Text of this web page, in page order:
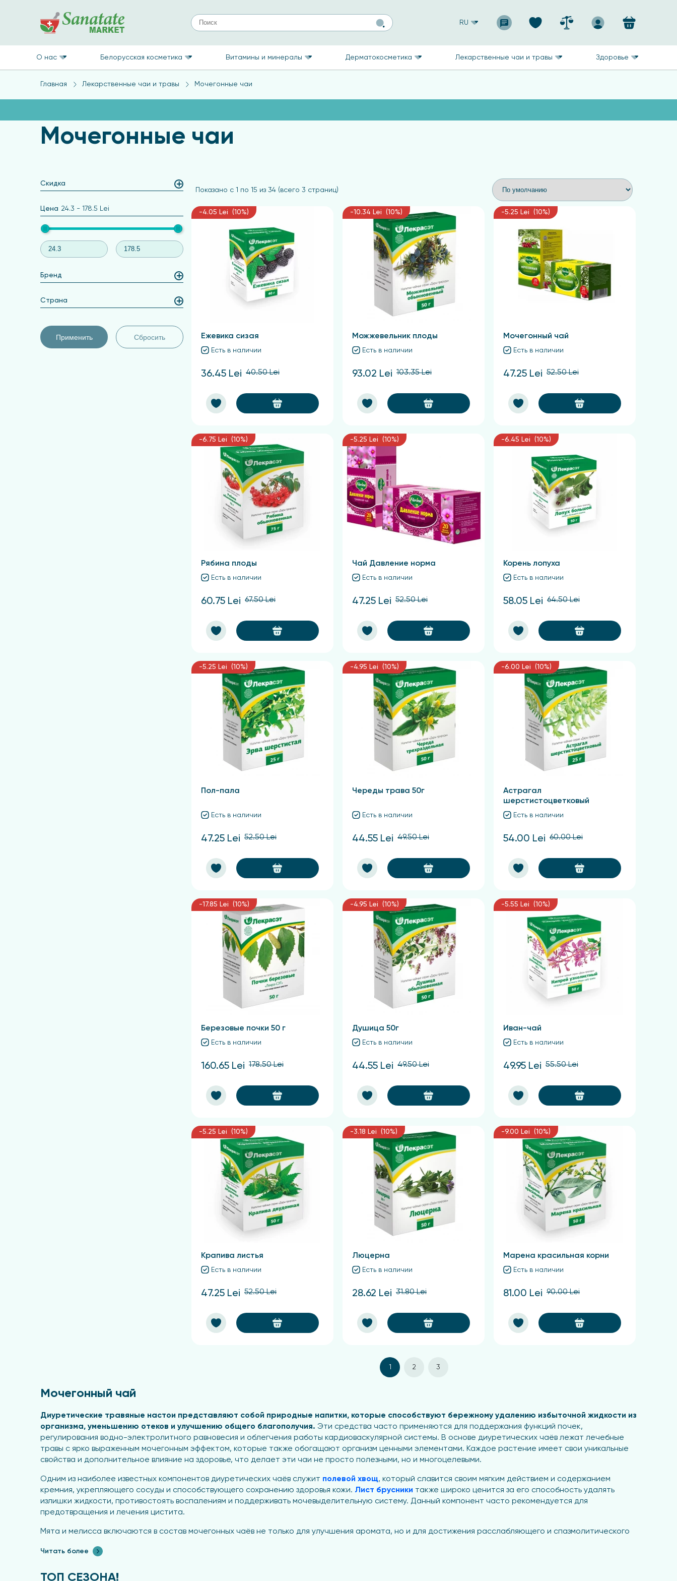
RU
О нас Белорусская косметика Витамины и минералы Дерматокосметика Лекарственные чаи и травы Здоровье
Главная Лекарственные чаи и травы Мочегонные чаи
Мочегонные чаи
Скидка
24.3 - 178.5 Lei
Цена
Бренд
Страна
Применить Сбросить
Показано с 1 по 15 из 34 (всего 3 страниц)
-4.05 Lei (10%)
Ежевика сизая
Есть в наличии
36.45 Lei 40.50 Lei
-10.34 Lei (10%)
Можжевельник плоды
Есть в наличии
93.02 Lei 103.35 Lei
-5.25 Lei (10%)
Мочегонный чай
Есть в наличии
47.25 Lei 52.50 Lei
-6.75 Lei (10%)
Рябина плоды
Есть в наличии
60.75 Lei 67.50 Lei
-5.25 Lei (10%)
Чай Давление норма
Есть в наличии
47.25 Lei 52.50 Lei
-6.45 Lei (10%)
Корень лопуха
Есть в наличии
58.05 Lei 64.50 Lei
-5.25 Lei (10%)
Пол-пала
Есть в наличии
47.25 Lei 52.50 Lei
-4.95 Lei (10%)
Череды трава 50г
Есть в наличии
44.55 Lei 49.50 Lei
-6.00 Lei (10%)
Астрагал
шерстистоцветковый
Есть в наличии
54.00 Lei 60.00 Lei
-17.85 Lei (10%)
Березовые почки 50 г
Есть в наличии
160.65 Lei 178.50 Lei
-4.95 Lei (10%)
Душица 50г
Есть в наличии
44.55 Lei 49.50 Lei
-5.55 Lei (10%)
Иван-чай
Есть в наличии
49.95 Lei 55.50 Lei
-5.25 Lei (10%)
Крапива листья
Есть в наличии
47.25 Lei 52.50 Lei
-3.18 Lei (10%)
Люцерна
Есть в наличии
28.62 Lei 31.80 Lei
-9.00 Lei (10%)
Марена красильная корни
Есть в наличии
81.00 Lei 90.00 Lei
1 2 3
Мочегонный чай
Диуретические травяные настои представляют собой природные напитки, которые способствуют бережному удалению избыточной жидкости из
организма, уменьшению отеков и улучшению общего благополучия. Эти средства часто применяются для поддержания функций почек,
регулирования водно-электролитного равновесия и облегчения работы кардиоваскулярной системы. В основе диуретических чаёв лежат лечебные
травы с ярко выраженным мочегонным эффектом, которые также обогащают организм ценными элементами. Каждое растение имеет свои уникальные
свойства и дополнительное влияние на здоровье, что делает эти чаи не просто полезными, но и многоцелевыми.
Одним из наиболее известных компонентов диуретических чаёв служит полевой хвощ, который славится своим мягким действием и содержанием
кремния, укрепляющего сосуды и способствующего сохранению здоровья кожи. Лист брусники также широко ценится за его способность удалять
излишки жидкости, противостоять воспалениям и поддерживать мочевыделительную систему. Данный компонент часто рекомендуется для
предотвращения и лечения цистита.
Мята и мелисса включаются в состав мочегонных чаёв не только для улучшения аромата, но и для достижения расслабляющего и спазмолитического
способностью регулировать метаболизм и уменьшать уровень глюкозы в крови.
Для усиления диуретического эффекта часто применяют толокнянку, обладающую антимикробными и противовоспалительными свойствами, что
Читать более
ТОП СЕЗОНА!